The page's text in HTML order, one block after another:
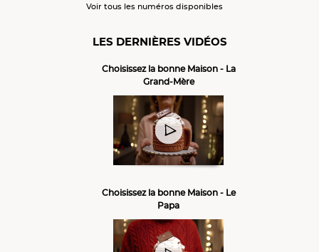
Voir tous les numéros disponibles
LES DERNIÈRES VIDÉOS
Choisissez la bonne Maison - La
Grand-Mère
Choisissez la bonne Maison - Le
Papa